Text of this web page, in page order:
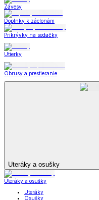
Závesy
Doplnky k záclonám
Prikrývky na sedačky
Utierky
Obrusy a prestieranie
Uteráky a osušky
Uteráky a osušky
Uteráky
Osušky